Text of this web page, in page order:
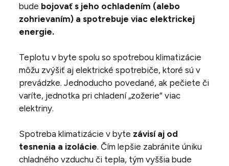
bude bojovať s jeho ochladením (alebo
zohrievaním) a spotrebuje viac elektrickej
energie.
Teplotu v byte spolu so spotrebou klimatizácie
môžu zvýšiť aj elektrické spotrebiče, ktoré sú v
prevádzke. Jednoducho povedané, ak pečiete či
varíte, jednotka pri chladení „zožerie“ viac
elektriny.
Spotreba klimatizácie v byte závisí aj od
tesnenia a izolácie. Čím lepšie zabránite úniku
chladného vzduchu či tepla, tým vyššia bude